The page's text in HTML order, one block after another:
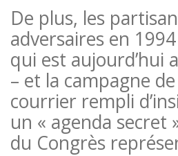
De plus, les
adversaires en
qui est aujourd’hui
– et la campagne
courrier rempli
un « agenda
du Congrès